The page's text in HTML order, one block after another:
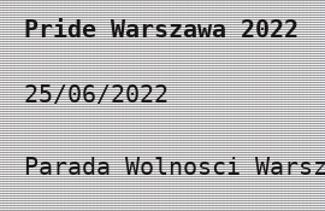
Pride Warszawa 2022
25/06/2022
Parada Wolnosci